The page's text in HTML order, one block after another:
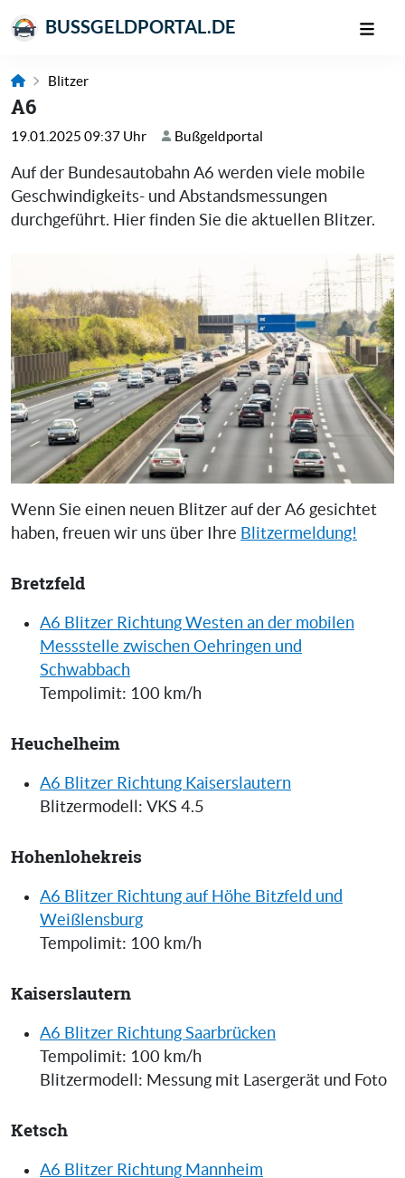
BUSSGELDPORTAL.DE
Blitzer
A6
19.01.2025 09:37 Uhr Bußgeldportal
Auf der Bundesautobahn A6 werden viele mobile
Geschwindigkeits- und Abstandsmessungen
durchgeführt. Hier finden Sie die aktuellen Blitzer.
Wenn Sie einen neuen Blitzer auf der A6 gesichtet
haben, freuen wir uns über Ihre Blitzermeldung!
Bretzfeld
A6 Blitzer Richtung Westen an der mobilen
Messstelle zwischen Oehringen und
Schwabbach
Tempolimit: 100 km/h
Heuchelheim
A6 Blitzer Richtung Kaiserslautern
Blitzermodell: VKS 4.5
Hohenlohekreis
A6 Blitzer Richtung auf Höhe Bitzfeld und
Weißlensburg
Tempolimit: 100 km/h
Kaiserslautern
A6 Blitzer Richtung Saarbrücken
Tempolimit: 100 km/h
Blitzermodell: Messung mit Lasergerät und Foto
Ketsch
A6 Blitzer Richtung Mannheim